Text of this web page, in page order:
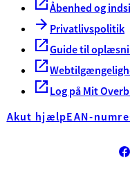
Åbenhed og
Privatlivspolitik
Guide til
Log på Mit
Akut hjælpEAN-numre